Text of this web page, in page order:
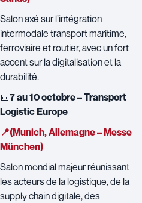
Salon axé sur l’intégration
intermodale transport maritime,
ferroviaire et routier, avec un fort
accent sur la digitalisation et la
durabilité.
📅7 au 10 octobre – Transport
Logistic Europe
📍(Munich, Allemagne – Messe
München)
Salon mondial majeur réunissant
les acteurs de la logistique, de la
supply chain digitale, des